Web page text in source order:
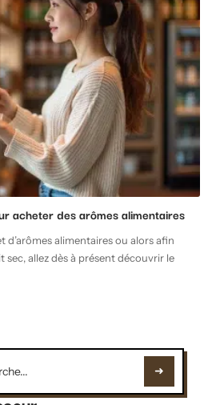
acheter des arômes alimentaires
d’arômes alimentaires ou alors afin
allez dès à présent découvrir le